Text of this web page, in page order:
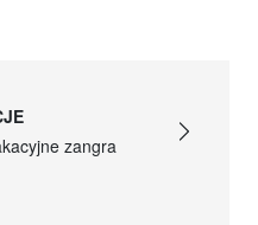
zangra